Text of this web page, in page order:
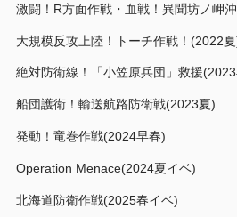
激闘！R方面作戦・血戦！異聞坊ノ岬
大規模反攻上陸！トーチ作戦！(2022
絶対防衛線！「小笠原兵団」救援
船団護衛！輸送航路防衛戦(2023夏)
発動！竜巻作戦(2024早春)
Operation Menace(2024夏イベ)
北海道防衛作戦(2025春イベ)